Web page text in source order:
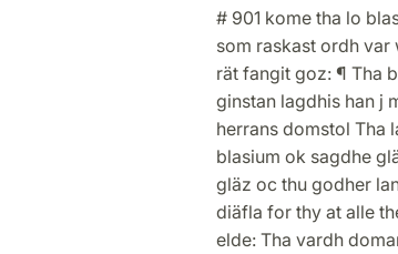
# 901 kome tha lo
som raskast ordh
rät fangit goz: ¶ Tha
ginstan lagdhis han j
herrans domstol Tha
blasium ok sagdhe
gläz oc thu godher
diäfla for thy at alle
elde: Tha vardh